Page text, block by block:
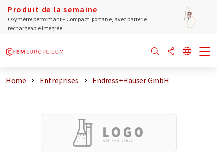
Produit de la semaine
Oxymètre performant – Compact, portable, avec batterie
rechargeable intégrée
Home Entreprises Endress+Hauser GmbH